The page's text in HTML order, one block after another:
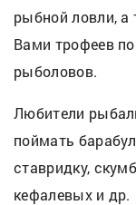
рыбной ловли, а
Вами трофеев
рыболовов.
Любители
поймать
ставридку,
кефалевых и др.